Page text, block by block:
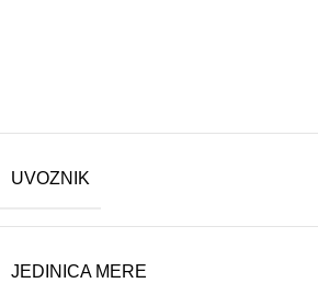
UVOZNIK
JEDINICA MERE